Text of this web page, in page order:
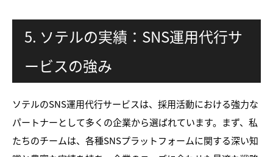
5. ソテルの実績：SNS運用代行サ
ービスの強み
ソテルのSNS運用代行サービスは、採用活動における強力な
パートナーとして多くの企業から選ばれています。まず、私
たちのチームは、各種SNSプラットフォームに関する深い知